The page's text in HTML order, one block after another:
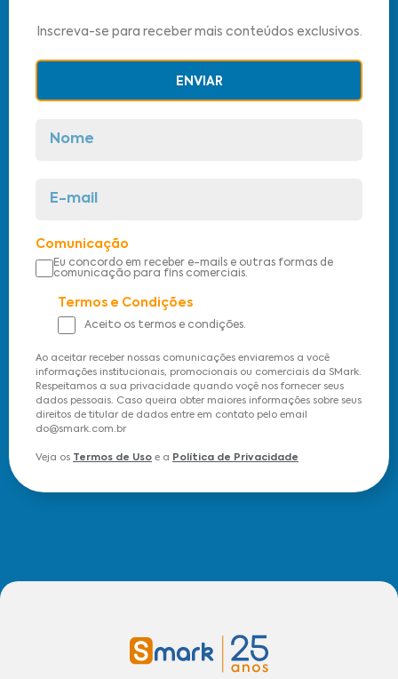
Inscreva-se para receber mais conteúdos exclusivos.
Comunicação
Eu concordo em receber e-mails e outras formas de
comunicação para fins comerciais.
Termos e Condições
Aceito os termos e condições.
Ao aceitar receber nossas comunicações enviaremos a você
informações institucionais, promocionais ou comerciais da SMark.
Respeitamos a sua privacidade quando voçê nos fornecer seus
dados pessoais. Caso queira obter maiores informações sobre seus
direitos de titular de dados entre em contato pelo email
do@smark.com.br
Veja os Termos de Uso e a Política de Privacidade
ENVIAR